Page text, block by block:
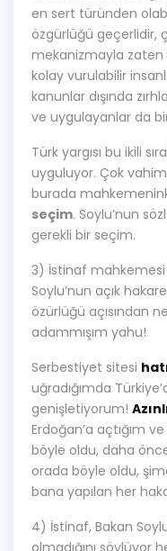
en sert türünden
özgürlüğü geçerlidir,
mekanizmayla zaten
kolay vurulabilir
kanunlar dışında
ve uygulayanlar da
Türk yargısı bu ikili
uyguluyor. Çok vahim
burada
seçim. Soylu’nun
gerekli bir seçim.
3) İstinaf
Soylu’nun açık
özürlüğü açısından ne
adammışım yahu!
Serbestiyet sitesi
uğradığımda
genişletiyorum!
Erdoğan’a açtığım
böyle oldu, daha
orada böyle oldu,
bana yapılan her
4) İstinaf, Bakan
olmadığını söylüyor